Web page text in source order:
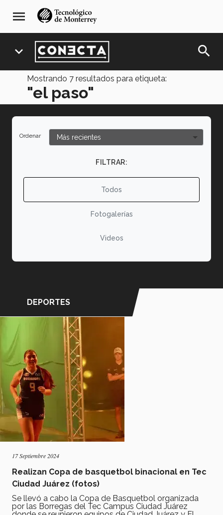
navegación
principal
menu
expand_more search
Mostrando 7resultados para etiqueta:
"el paso"
Ordenar
FILTRAR:
Todos
Fotogalerías
Videos
DEPORTES
17 Septiembre 2024
Realizan Copa de basquetbol binacional en Tec
Ciudad Juárez (fotos)
Se llevó a cabo la Copa de Basquetbol organizada
por las Borregas del Tec Campus Ciudad Juárez